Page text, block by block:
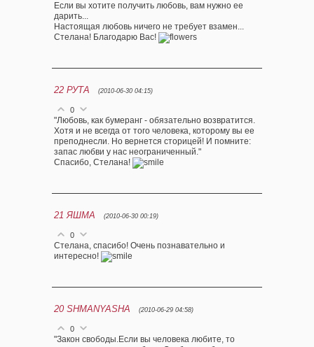
Если вы хотите получить любовь, вам нужно ее
дарить...
Настоящая любовь ничего не требует взамен...
Стелана! Благодарю Вас!
22 РУТА (2010-06-30 04:15)
0
"Любовь, как бумеранг - обязательно возвратится.
Хотя и не всегда от того человека, которому вы ее
преподнесли. Но вернется сторицей! И помните:
запас любви у нас неограниченный."
Спасибо, Стелана!
21 ЯШМА (2010-06-30 00:19)
0
Стелана, спасибо! Очень познавательно и
интересно!
20 SHMANYASHA (2010-06-29 04:58)
0
"Закон свободы.Если вы человека любите, то